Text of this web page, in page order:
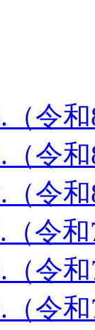
令
令
令
令
令
令